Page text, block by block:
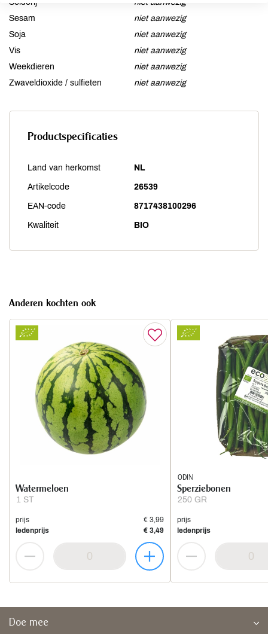
Selderij
niet aanwezig
Sesam
niet aanwezig
Soja
niet aanwezig
Vis
niet aanwezig
Weekdieren
niet aanwezig
Zwaveldioxide / sulfieten
niet aanwezig
Productspecificaties
Land van herkomst NL
Artikelcode 26539
EAN-code 8717438100296
Kwaliteit BIO
Anderen kochten ook
1 ST
Watermeloen
prijs
€ 3,99
ledenprijs
€ 3,49
ODIN
250 GR
Sperziebonen
prijs
ledenprijs
Doe mee